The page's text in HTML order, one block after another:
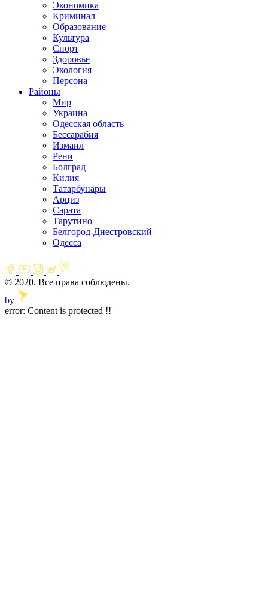
Экономика
Криминал
Образование
Культура
Спорт
Здоровье
Экология
Персона
Районы
Мир
Украина
Одесская область
Бессарабия
Измаил
Рени
Болград
Килия
Татарбунары
Арциз
Сарата
Тарутино
Белгород-Днестровский
Одесса
© 2020. Все права соблюдены.
by
error: Content is protected !!